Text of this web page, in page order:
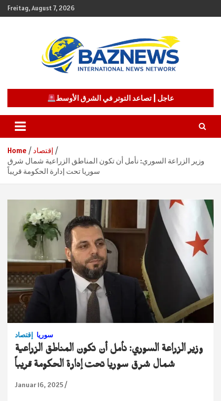
Skip
to
Freitag, August 7, 2026
BAZNEWS
عاجل | تصاعد التوتر في الشرق الأوسط
Home
إقتصاد
وزير الزراعة السوري: نأمل أن تكون المناطق الزراعية شمال شرق
سوريا تحت إدارة الحكومة قريباً
إقتصاد سوريا
وزير الزراعة السوري: نأمل أن تكون المناطق الزراعية
شمال شرق سوريا تحت إدارة الحكومة قريباً
Januar 16, 2025